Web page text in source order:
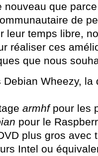
nouveau que
de
leur temps libre,
réaliser ces
que nous
Debian Wheezy,
armhfpour les
pour le
plus gros avec
Intel ou